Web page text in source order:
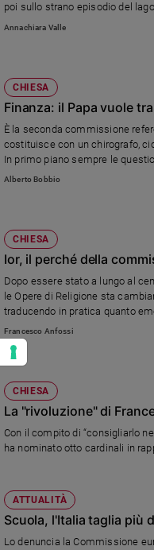
poi sullo strano episodio del
Annachiara Valle
CHIESA
Finanza: il Papa vuole
È la seconda commissione
costituisce con un chirografo,
In primo piano sempre le
che sembrano preoccupare
Alberto Bobbio
CHIESA
Ior, il perché della
Dopo essere stato a lungo al
le Opere di Religione sta
traducendo in pratica quanto
prima del conclave. Si sono
suo vice Massimo Tulli.
Francesco Anfossi
CHIESA
La "rivoluzione" di
Con il compito di “consigliarlo
ha nominato otto cardinali in
ATTUALITÀ
Scuola, l'Italia taglia più
Lo denuncia la Commissione